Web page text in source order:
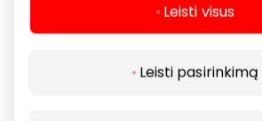
Leisti visus
Leisti pasirinkimą